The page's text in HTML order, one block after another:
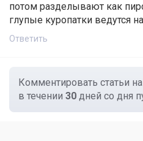
потом разделывают как
глупые куропатки ведутся
Ответить
Комментировать статьи
в течении 30 дней со дня